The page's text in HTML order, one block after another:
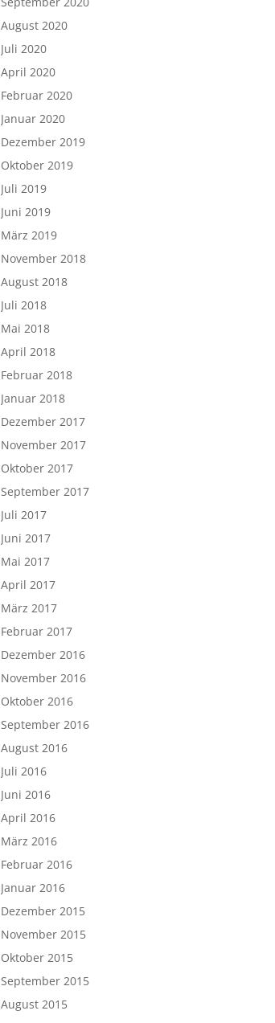
August 2020
Juli 2020
April 2020
Februar 2020
Januar 2020
Dezember 2019
Oktober 2019
Juli 2019
Juni 2019
März 2019
November 2018
August 2018
Juli 2018
Mai 2018
April 2018
Februar 2018
Januar 2018
Dezember 2017
November 2017
Oktober 2017
September 2017
Juli 2017
Juni 2017
Mai 2017
April 2017
März 2017
Februar 2017
Dezember 2016
November 2016
Oktober 2016
September 2016
August 2016
Juli 2016
Juni 2016
April 2016
März 2016
Februar 2016
Januar 2016
Dezember 2015
November 2015
Oktober 2015
September 2015
August 2015